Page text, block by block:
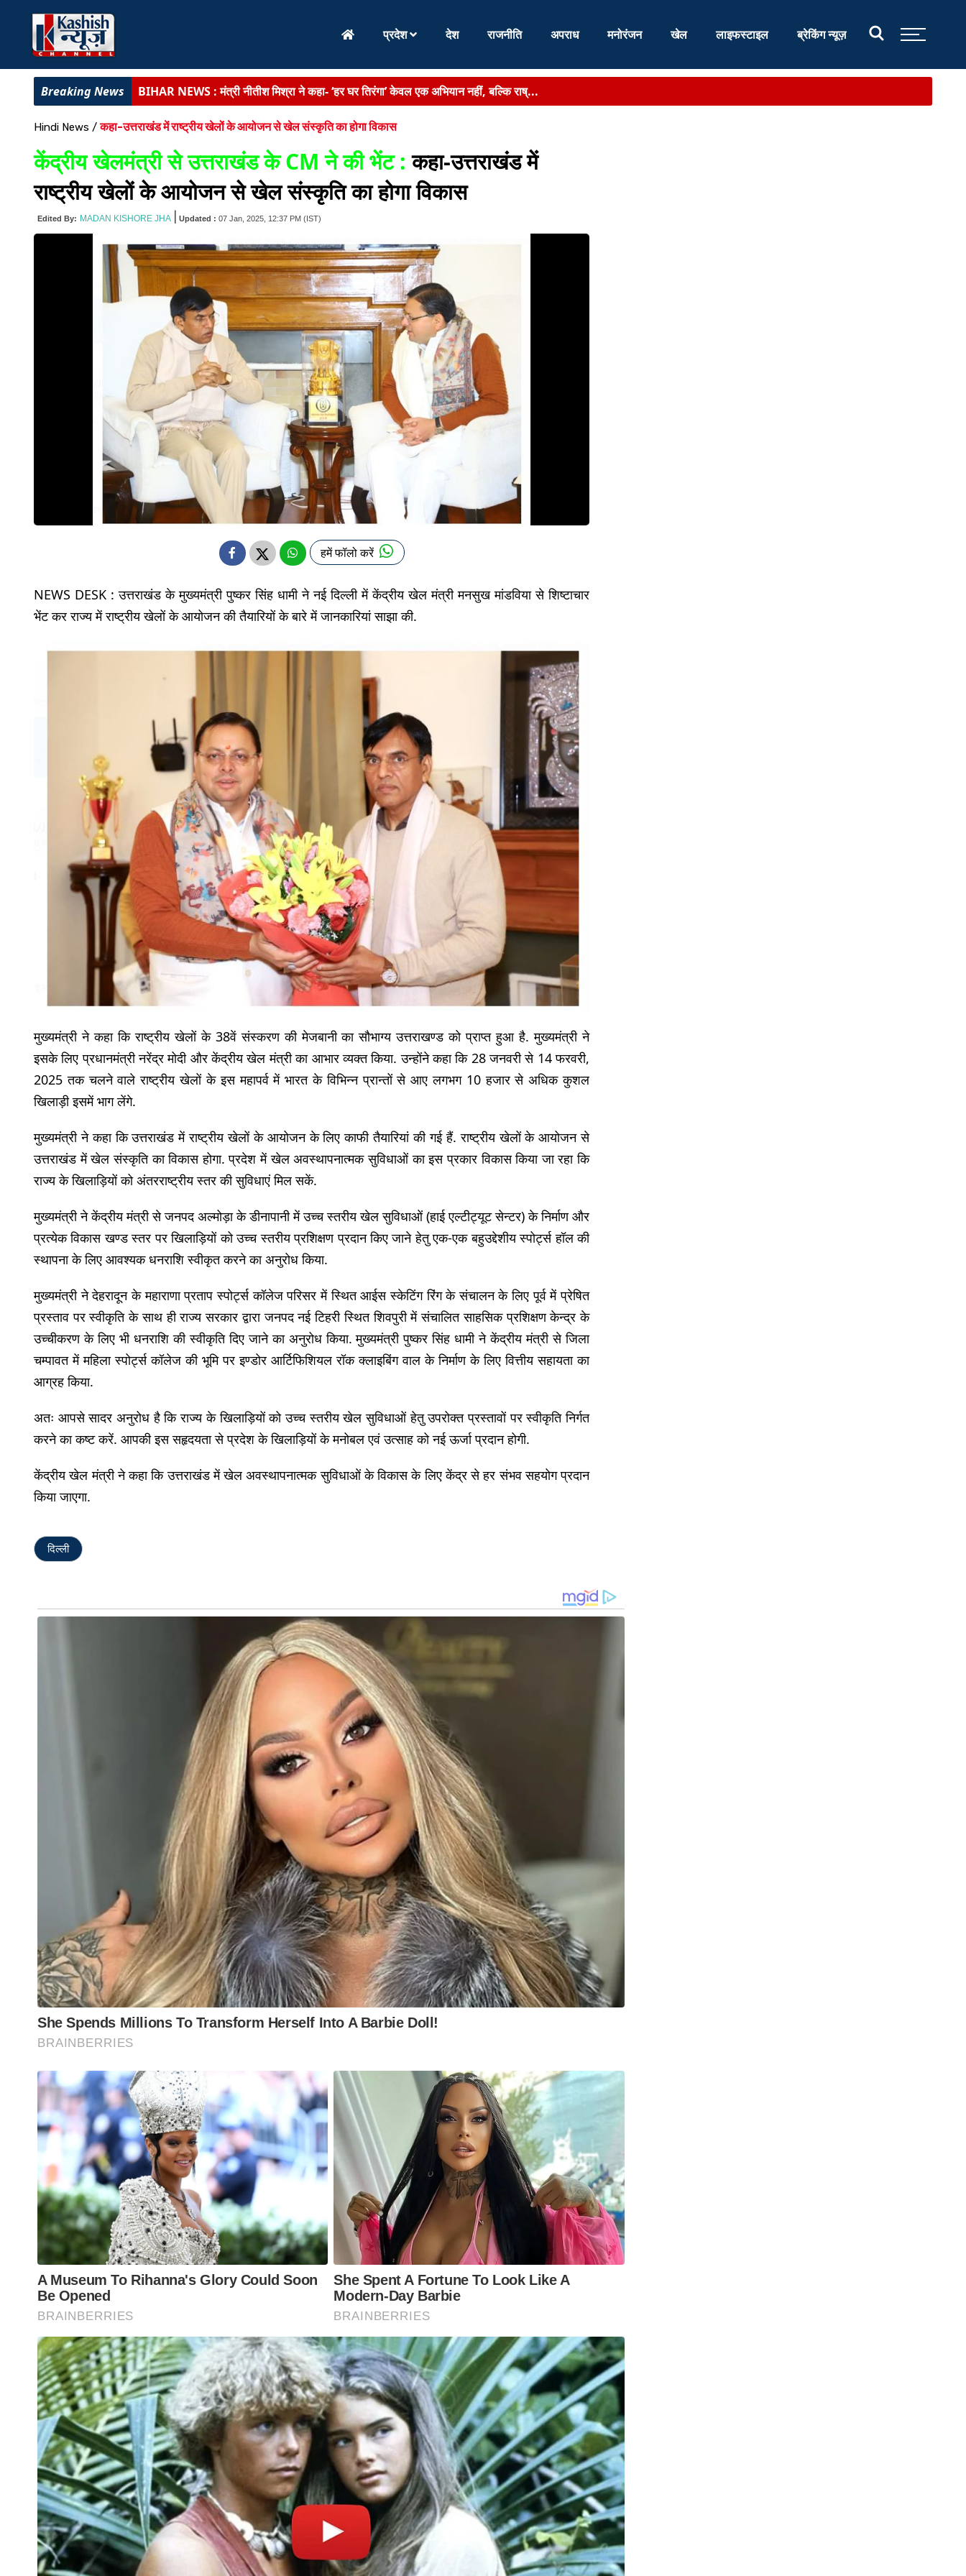
प्रदेश देश राजनीति अपराध मनोरंजन खेल लाइफस्टाइल ब्रेकिंग न्यूज़
BIHAR NEWS :मंत्री नीतीश मिश्रा ने कहा- ‘हर घर तिरंगा’ केवल एक अभियान नहीं, बल्कि राष्...
BIHAR NEWS :मंत्री दीपक प्रकाश ने पूर्णिया में निर्माणाधीन पंचायत सरकार भवन का किया निर...
BIG NEWS :
मधेपुरा में MDM खाने से 5 दर्जन बच्चों की तबीयत बिगड़ी, CHC गम्हरिया में भ...
दर्दनाक हादसा :
पूर्णिया में धार में डूबने से 2 चचेरी बहनों की मौत, परिजनों में मातम...
बिहार में गंगा-गंडक पर बनेंगे 16 नए जेटी :
यात्रियों और माल की आवाजाही आसान, जल परिवहन से कारोबार को मिलेगी नई रफ्तार...
मुख्यमंत्री ने पशुपालकों और मछली पालकों को दी बड़ी सौगात - बिहार को मिला पह...
Hindi News / कहा-उत्तराखंड में राष्ट्रीय खेलों के आयोजन से खेल संस्कृति का होगा विकास
केंद्रीय खेलमंत्री से उत्तराखंड के CM ने की भेंट :कहा-उत्तराखंड में
राष्ट्रीय खेलों के आयोजन से खेल संस्कृति का होगा विकास
Edited By: MADAN KISHORE JHA Updated : 07 Jan, 2025, 12:37 PM (IST)
हमें फॉलो करें
NEWS DESK : उत्तराखंड के मुख्यमंत्री पुष्कर सिंह धामी ने नई दिल्ली में केंद्रीय खेल मंत्री मनसुख मांडविया से शिष्टाचार
भेंट कर राज्य में राष्ट्रीय खेलों के आयोजन की तैयारियों के बारे में जानकारियां साझा की.
मुख्यमंत्री ने कहा कि राष्ट्रीय खेलों के 38वें संस्करण की मेजबानी का सौभाग्य उत्तराखण्ड को प्राप्त हुआ है. मुख्यमंत्री ने
इसके लिए प्रधानमंत्री नरेंद्र मोदी और केंद्रीय खेल मंत्री का आभार व्यक्त किया. उन्होंने कहा कि 28 जनवरी से 14 फरवरी,
2025 तक चलने वाले राष्ट्रीय खेलों के इस महापर्व में भारत के विभिन्न प्रान्तों से आए लगभग 10 हजार से अधिक कुशल
खिलाड़ी इसमें भाग लेंगे.
मुख्यमंत्री ने कहा कि उत्तराखंड में राष्ट्रीय खेलों के आयोजन के लिए काफी तैयारियां की गई हैं. राष्ट्रीय खेलों के आयोजन से
उत्तराखंड में खेल संस्कृति का विकास होगा. प्रदेश में खेल अवस्थापनात्मक सुविधाओं का इस प्रकार विकास किया जा रहा कि
राज्य के खिलाड़ियों को अंतरराष्ट्रीय स्तर की सुविधाएं मिल सकें.
मुख्यमंत्री ने केंद्रीय मंत्री से जनपद अल्मोड़ा के डीनापानी में उच्च स्तरीय खेल सुविधाओं (हाई एल्टीट्यूट सेन्टर) के निर्माण और
प्रत्येक विकास खण्ड स्तर पर खिलाड़ियों को उच्च स्तरीय प्रशिक्षण प्रदान किए जाने हेतु एक-एक बहुउद्देशीय स्पोर्ट्स हॉल की
स्थापना के लिए आवश्यक धनराशि स्वीकृत करने का अनुरोध किया.
मुख्यमंत्री ने देहरादून के महाराणा प्रताप स्पोर्ट्स कॉलेज परिसर में स्थित आईस स्केटिंग रिंग के संचालन के लिए पूर्व में प्रेषित
प्रस्ताव पर स्वीकृति के साथ ही राज्य सरकार द्वारा जनपद नई टिहरी स्थित शिवपुरी में संचालित साहसिक प्रशिक्षण केन्द्र के
उच्चीकरण के लिए भी धनराशि की स्वीकृति दिए जाने का अनुरोध किया. मुख्यमंत्री पुष्कर सिंह धामी ने केंद्रीय मंत्री से जिला
चम्पावत में महिला स्पोर्ट्स कॉलेज की भूमि पर इण्डोर आर्टिफिशियल रॉक क्लाइबिंग वाल के निर्माण के लिए वित्तीय सहायता का
आग्रह किया.
अतः आपसे सादर अनुरोध है कि राज्य के खिलाड़ियों को उच्च स्तरीय खेल सुविधाओं हेतु उपरोक्त प्रस्तावों पर स्वीकृति निर्गत
करने का कष्ट करें. आपकी इस सहृदयता से प्रदेश के खिलाड़ियों के मनोबल एवं उत्साह को नई ऊर्जा प्रदान होगी.
केंद्रीय खेल मंत्री ने कहा कि उत्तराखंड में खेल अवस्थापनात्मक सुविधाओं के विकास के लिए केंद्र से हर संभव सहयोग प्रदान
किया जाएगा.
दिल्ली